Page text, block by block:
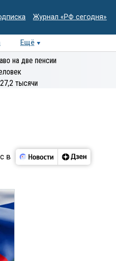
Журнал «РФ сегодня»
Ещё
Деловая
на две пенсии
тысячи
в